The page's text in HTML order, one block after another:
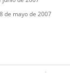
8 de mayo de 2007